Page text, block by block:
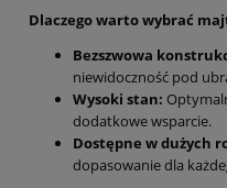
Dlaczego warto wybrać
Bezszwowa
niewidoczność pod
Wysoki stan:
dodatkowe wsparcie.
Dostępne w dużych
dopasowanie dla